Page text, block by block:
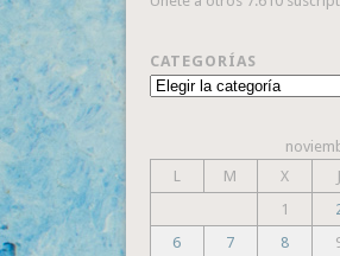
CATEGORÍAS
Categorías
L
M X J
1
6
7 8